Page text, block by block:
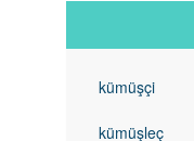
kümüşçi
kümüşleç